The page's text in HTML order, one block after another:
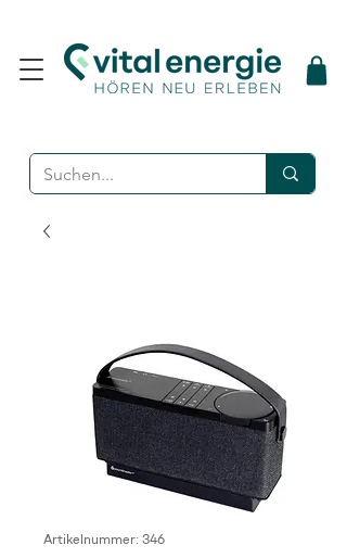
Artikelnummer: 346